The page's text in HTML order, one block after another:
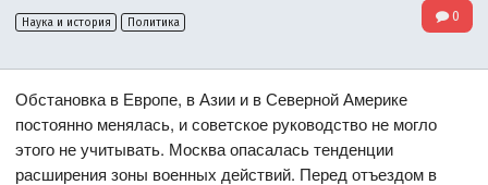
Наука и история Политика 0
Обстановка в Европе, в Азии и в Северной Америке
постоянно менялась, и советское руководство не могло
этого не учитывать. Москва опасалась тенденции
расширения зоны военных действий. Перед отъездом в